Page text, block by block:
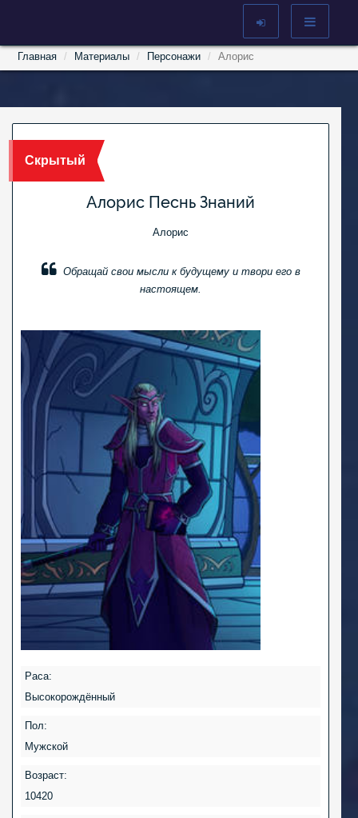
Главная Материалы Персонажи Алорис
Скрытый
Алорис Песнь Знаний
Алорис
Обращай свои мысли к будущему и твори его в
настоящем.
Раса:
Высокорождённый
Пол:
Мужской
Возраст:
10420